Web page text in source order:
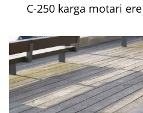
C-250 karga motari